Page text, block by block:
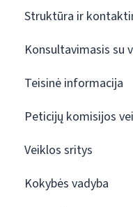
Struktūra ir
Konsultavimasis su
Teisinė informacija
Peticijų komisijos
Veiklos sritys
Kokybės vadyba